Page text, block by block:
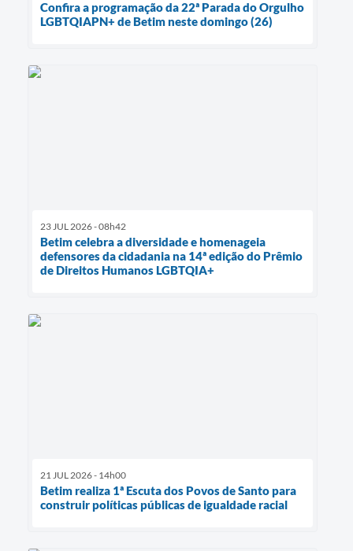
Confira a programação da 22ª Parada do Orgulho
LGBTQIAPN+ de Betim neste domingo (26)
23 JUL 2026 - 08h42
Betim celebra a diversidade e homenageia
defensores da cidadania na 14ª edição do Prêmio
de Direitos Humanos LGBTQIA+
21 JUL 2026 - 14h00
Betim realiza 1ª Escuta dos Povos de Santo para
construir políticas públicas de igualdade racial